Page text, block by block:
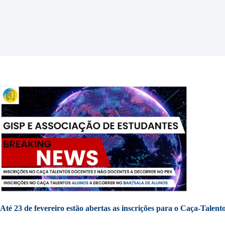
Até 23 de fevereiro estão abertas as inscrições para o Caça-